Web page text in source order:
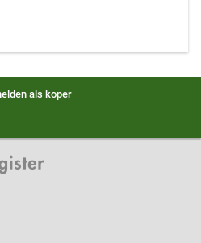
als koper